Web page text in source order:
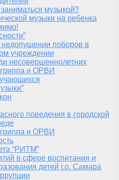
музыкой?
музыки на ребенка
поборов в
учреждении
несовершеннолетних
и ОРВИ
поведения в городской
и ОРВИ
“РИТМ”
в сфере воспитания и
детей г.о. Самара